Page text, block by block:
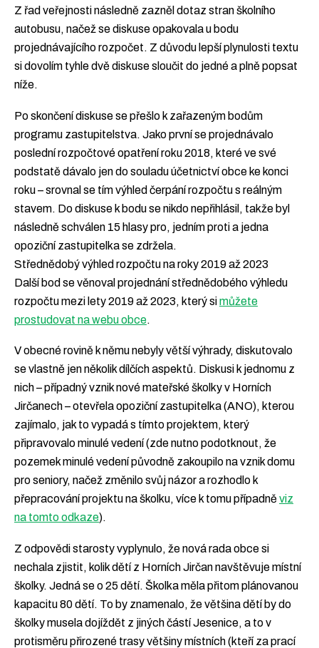
Z řad veřejnosti následně zazněl dotaz stran školního
autobusu, načež se diskuse opakovala u bodu
projednávajícího rozpočet. Z důvodu lepší plynulosti textu
si dovolím tyhle dvě diskuse sloučit do jedné a plně popsat
níže.
Po skončení diskuse se přešlo k zařazeným bodům
programu zastupitelstva. Jako první se projednávalo
poslední rozpočtové opatření roku 2018, které ve své
podstatě dávalo jen do souladu účetnictví obce ke konci
roku – srovnal se tím výhled čerpání rozpočtu s reálným
stavem. Do diskuse k bodu se nikdo nepřihlásil, takže byl
následně schválen 15 hlasy pro, jedním proti a jedna
opoziční zastupitelka se zdržela.
Střednědobý výhled rozpočtu na roky 2019 až 2023
Další bod se věnoval projednání střednědobého výhledu
rozpočtu mezi lety 2019 až 2023, který simůžete
prostudovat na webu obce.
V obecné rovině k němu nebyly větší výhrady, diskutovalo
se vlastně jen několik dílčích aspektů. Diskusi k jednomu z
nich – případný vznik nové mateřské školky v Horních
Jirčanech – otevřela opoziční zastupitelka (ANO), kterou
zajímalo, jak to vypadá s tímto projektem, který
připravovalo minulé vedení (zde nutno podotknout, že
pozemek minulé vedení původně zakoupilo na vznik domu
pro seniory, načež změnilo svůj názor a rozhodlo k
přepracování projektu na školku, více k tomu případněviz
na tomto odkaze).
Z odpovědi starosty vyplynulo, že nová rada obce si
nechala zjistit, kolik dětí z Horních Jirčan navštěvuje místní
školky. Jedná se o 25 dětí. Školka měla přitom plánovanou
kapacitu 80 dětí. To by znamenalo, že většina dětí by do
školky musela dojíždět z jiných částí Jesenice, a to v
protisměru přirozené trasy většiny místních (kteří za prací